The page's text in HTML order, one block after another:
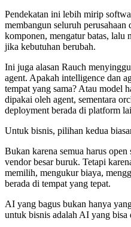
Pendekatan ini lebih mirip
membangun seluruh
komponen, mengatur batas, lalu
jika kebutuhan berubah.
Ini juga alasan Rauch
agent. Apakah intelligence dan
tempat yang sama? Atau model
dipakai oleh agent, sementara
deployment berada di platform
Untuk bisnis, pilihan kedua
Bukan karena semua harus
vendor besar buruk. Tetapi
memilih, mengukur biaya,
berada di tempat yang tepat.
AI yang bagus bukan hanya
untuk bisnis adalah AI yang bisa